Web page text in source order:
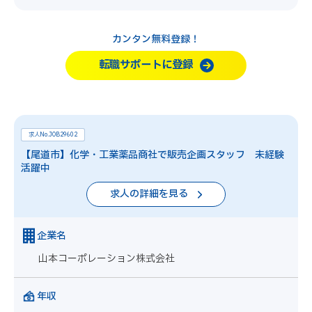
カンタン無料登録！
転職サポートに登録
求人No.JOB29602
【尾道市】化学・工業薬品商社で販売企画スタッフ 未経験
活躍中
求人の詳細を見る
企業名
山本コーポレーション株式会社
年収